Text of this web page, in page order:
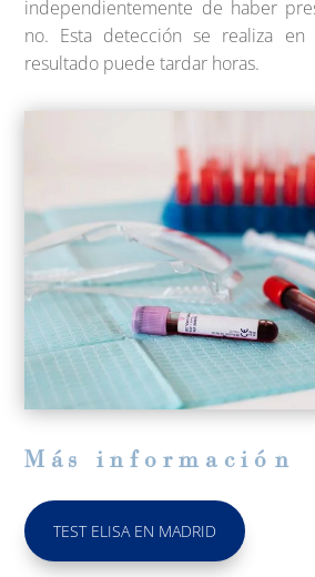
independientemente de haber
no. Esta detección se realiza
resultado puede tardar horas.
M ás informaci ó n
TEST ELISA EN MADRID